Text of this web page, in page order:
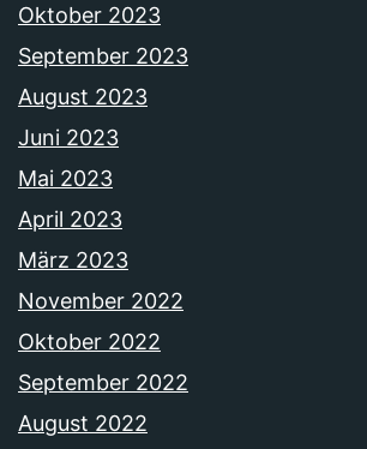
Oktober 2023
September 2023
August 2023
Juni 2023
Mai 2023
April 2023
März 2023
November 2022
Oktober 2022
September 2022
August 2022